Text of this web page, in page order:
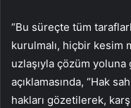
“Bu süreçte tüm
kurulmalı, hiçbir kesim
uzlaşıyla çözüm
açıklamasında, “Hak
hakları gözetilerek,